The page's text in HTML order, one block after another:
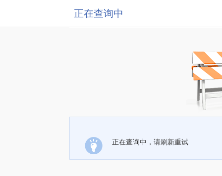
正在查询中
正在查询中，请刷新重试